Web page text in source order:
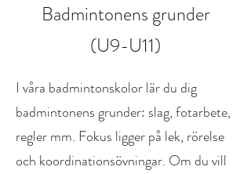
Badmintonens grunder
(U9-U11)
I våra badmintonskolor lär du dig
badmintonens grunder: slag, fotarbete,
regler mm. Fokus ligger på lek, rörelse
och koordinationsövningar. Om du vill